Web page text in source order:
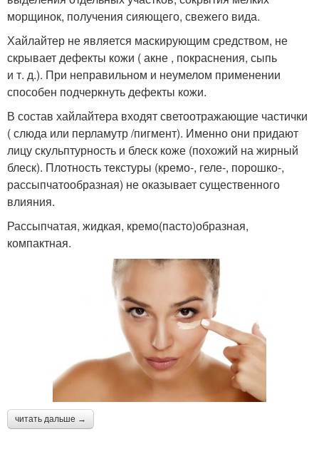
морщинок, получения сияющего, свежего вида.
Хайлайтер не является маскирующим средством, не
скрывает дефекты кожи ( акне , покраснения, сыпь
и т. д.). При неправильном и неумелом применении
способен подчеркнуть дефекты кожи.
В состав хайлайтера входят светоотражающие частички
( слюда или перламутр /пигмент). Именно они придают
лицу скульптурность и блеск коже (похожий на жирный
блеск). Плотность текстуры (кремо-, геле-, порошко-,
рассыпчатообразная) не оказывает существенного
влияния.
Рассыпчатая, жидкая, кремо(пасто)образная,
компактная.
читать дальше →